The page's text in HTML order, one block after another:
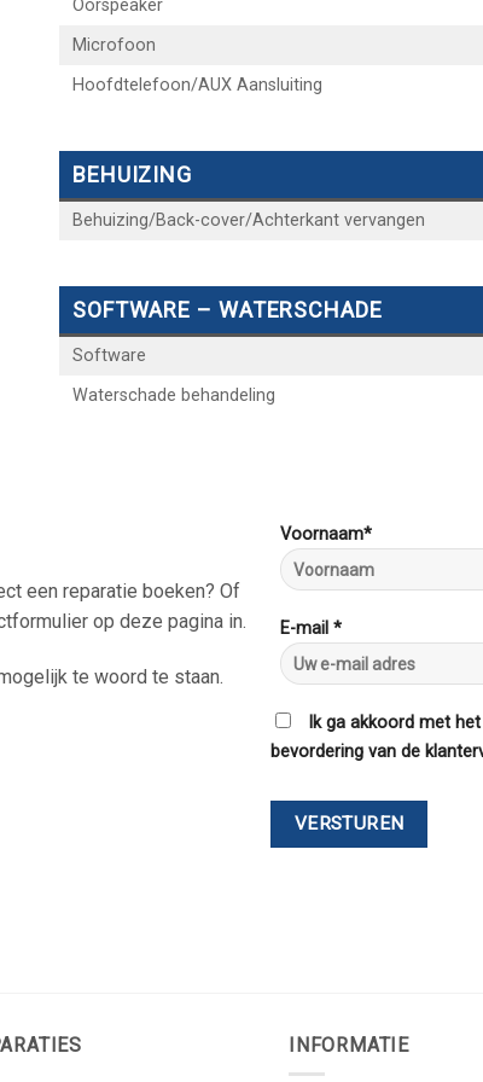
Oorspeaker
Microfoon
Hoofdtelefoon/AUX Aansluiting
BEHUIZING
Behuizing/Back-cover/Achterkant vervangen
SOFTWARE – WATERSCHADE
Software
Waterschade behandeling
een reparatie boeken? Of
op deze pagina in.
te woord te staan.
Voornaam*
E-mail *
Ik ga akkoord met
bevordering van de
INFORMATIE